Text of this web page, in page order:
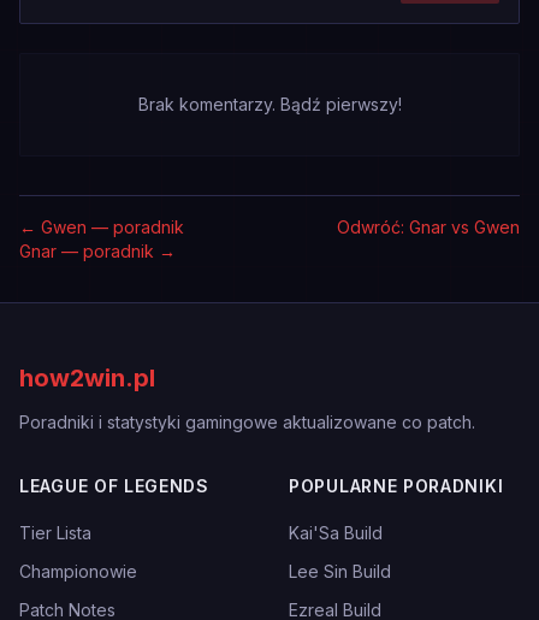
Brak komentarzy. Bądź pierwszy!
← Gwen — poradnik
Odwróć: Gnar vs Gwen
Gnar — poradnik →
how2win.pl
Poradniki i statystyki gamingowe aktualizowane co patch.
LEAGUE OF LEGENDS
Tier Lista
Championowie
Patch Notes
POPULARNE PORADNIKI
Kai'Sa Build
Lee Sin Build
Ezreal Build